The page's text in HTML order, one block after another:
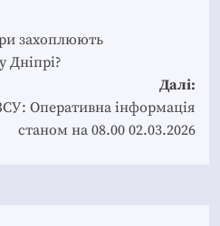
захоплюють
Дніпрі?
Далі:
Оперативна інформація
станом на 08.00 02.03.2026